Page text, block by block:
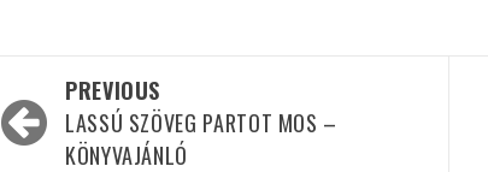
Post
navigation
PREVIOUS
LASSÚ SZÖVEG PARTOT MOS –
KÖNYVAJÁNLÓ